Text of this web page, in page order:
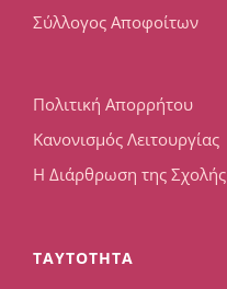
Σύλλογος Αποφοίτων
Πολιτική Απορρήτου
Κανονισμός Λειτουργίας
Η Διάρθρωση της Σχολής
TAYTOTHTA